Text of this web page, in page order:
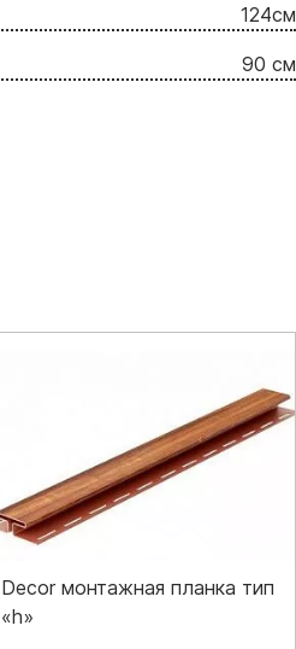
124cм
90 см
Decor монтажная планка тип
«h»